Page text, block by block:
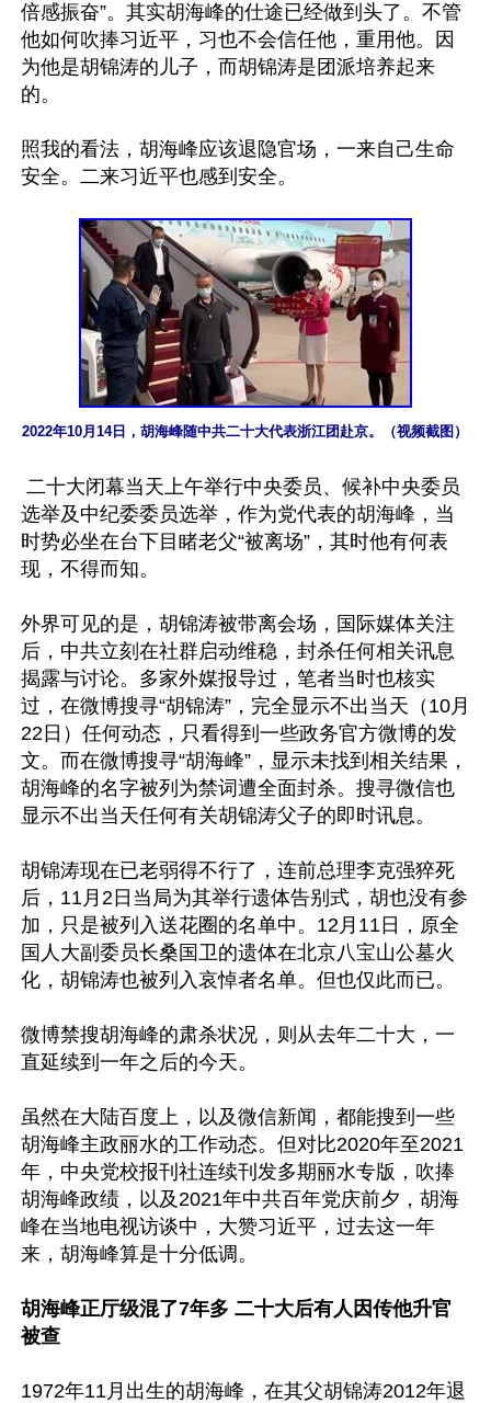
倍感振奋”。其实胡海峰的仕途已经做到头了。不管
他如何吹捧习近平，习也不会信任他，重用他。因
为他是胡锦涛的儿子，而胡锦涛是团派培养起来
的。
照我的看法，胡海峰应该退隐官场，一来自己生命
2022年10月14日，胡海峰随中共二十大代表浙江团赴京。（视频截图）
选举及中纪委委员选举，作为党代表的胡海峰，当
时势必坐在台下目睹老父“被离场”，其时他有何表
现，不得而知。
外界可见的是，胡锦涛被带离会场，国际媒体关注
后，中共立刻在社群启动维稳，封杀任何相关讯息
揭露与讨论。多家外媒报导过，笔者当时也核实
过，在微博搜寻“胡锦涛”，完全显示不出当天（10月
22日）任何动态，只看得到一些政务官方微博的发
文。而在微博搜寻“胡海峰”，显示未找到相关结果，
胡海峰的名字被列为禁词遭全面封杀。搜寻微信也
显示不出当天任何有关胡锦涛父子的即时讯息。
胡锦涛现在已老弱得不行了，连前总理李克强猝死
后，11月2日当局为其举行遗体告别式，胡也没有参
加，只是被列入送花圈的名单中。12月11日，原全
国人大副委员长桑国卫的遗体在北京八宝山公墓火
化，胡锦涛也被列入哀悼者名单。但也仅此而已。
微博禁搜胡海峰的肃杀状况，则从去年二十大，一
直延续到一年之后的今天。
虽然在大陆百度上，以及微信新闻，都能搜到一些
胡海峰主政丽水的工作动态。但对比2020年至2021
年，中央党校报刊社连续刊发多期丽水专版，吹捧
胡海峰政绩，以及2021年中共百年党庆前夕，胡海
峰在当地电视访谈中，大赞习近平，过去这一年
来，胡海峰算是十分低调。
胡海峰正厅级混了7年多 二十大后有人因传他升官
被查
1972年11月出生的胡海峰，在其父胡锦涛2012年退